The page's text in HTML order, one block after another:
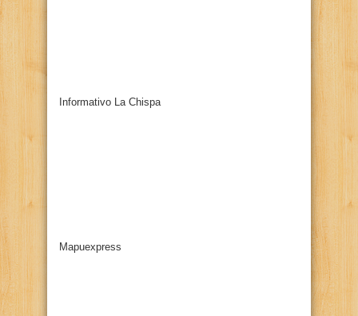
Informativo La Chispa
Mapuexpress